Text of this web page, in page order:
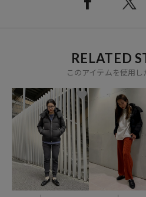
マウンテンパーカーのようなすっきり
ンツやフレアスカートなど、ボリュー
に羽織ったり、春先や秋口に着るよう
羽織るだけで、寒い冬も暖かく過ごし
【DESCENTE ALLTERRAIN/デサン
オルテラインとは、「all」 と 「
語。常に最新技術の応用に挑み、未来
する「デサント」の新カテゴリーです
RELATED
このアイテムを使用